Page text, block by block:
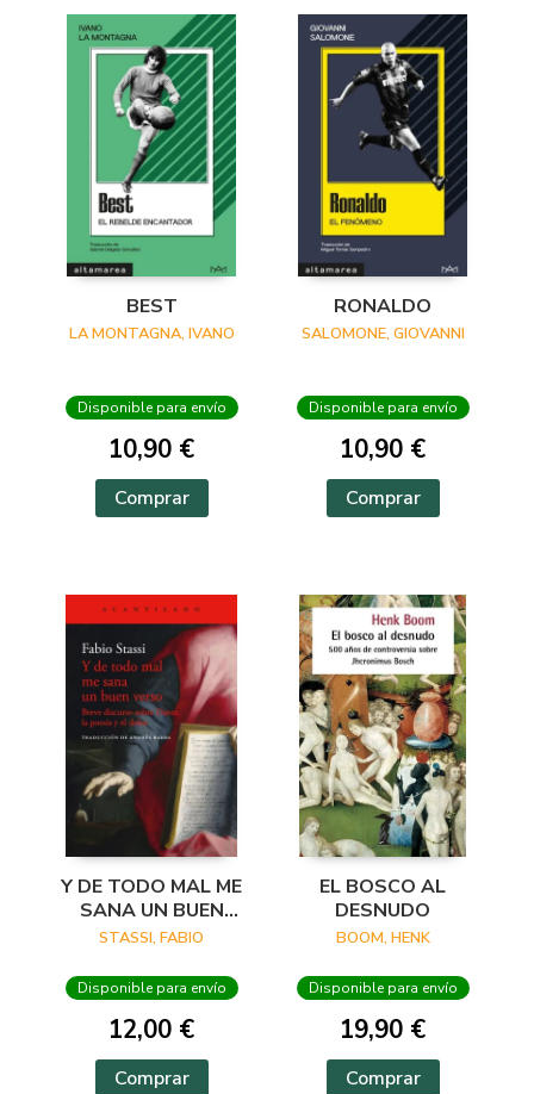
BEST
LA MONTAGNA, IVANO
Disponible para envío
10,90 €
Comprar
RONALDO
SALOMONE, GIOVANNI
Disponible para envío
10,90 €
Comprar
Y DE TODO MAL ME
SANA UN BUEN
VERSO
STASSI, FABIO
Disponible para envío
12,00 €
Comprar
EL BOSCO AL
DESNUDO
BOOM, HENK
Disponible para envío
19,90 €
Comprar